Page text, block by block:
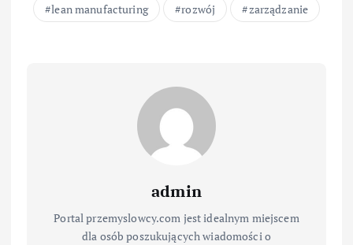
lean manufacturing
rozwój zarządzanie
admin
Portal przemyslowcy.com jest idealnym miejscem
dla osób poszukujących wiadomości o